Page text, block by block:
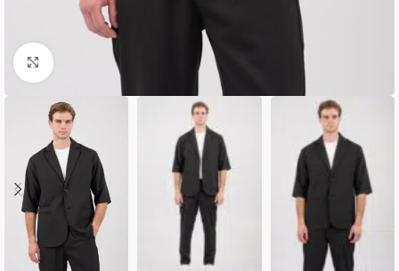
Κλικ για μεγέθυνση